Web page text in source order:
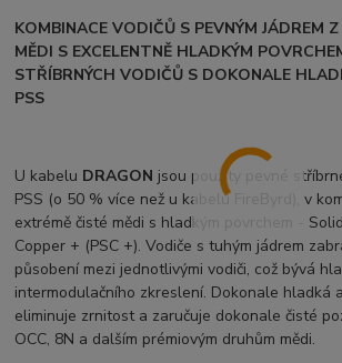
KOMBINACE VODIČŮ S PEVNÝM JÁDREM
MĚDI S EXCELENTNĚ HLADKÝM
STŘÍBRNÝCH VODIČŮ S DOKONALE
PSS
U kabelu DRAGON jsou použity pevné
PSS (o 50 % více než u kabelu FireByrd), v
extrémě čisté mědi s hladkým povrchem -
Copper + (PSC +). Vodiče s tuhým jádrem
působení mezi jednotlivými vodiči, což bývá
intermodulačního zkreslení. Dokonale hladká
eliminuje zrnitost a zaručuje dokonale čisté
OCC, 8N a dalším prémiovým druhům mědi.